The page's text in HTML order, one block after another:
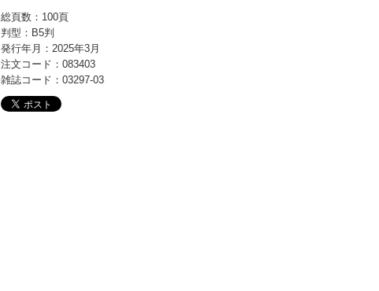
総頁数：100頁
判型：B5判
発行年月：2025年3月
注文コード：083403
雑誌コード：03297-03